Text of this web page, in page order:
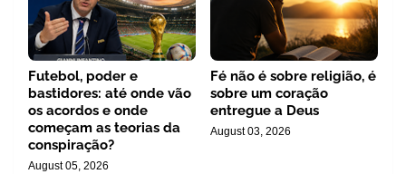
Futebol, poder e
bastidores: até onde vão
os acordos e onde
começam as teorias da
conspiração?
August 05, 2026
Fé não é sobre religião, é
sobre um coração
entregue a Deus
August 03, 2026